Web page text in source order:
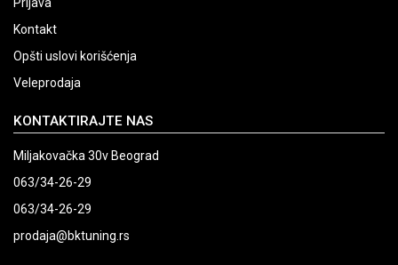
Kontakt
Opšti uslovi korišćenja
Veleprodaja
KONTAKTIRAJTE NAS
Miljakovačka 30v Beograd
063/34-26-29
063/34-26-29
prodaja@bktuning.rs